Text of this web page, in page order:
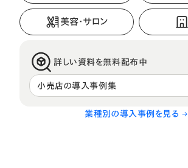
美容・サロン
詳しい資料を無料配布中
小売店の導入事例集
業種別の導入事例を見る →